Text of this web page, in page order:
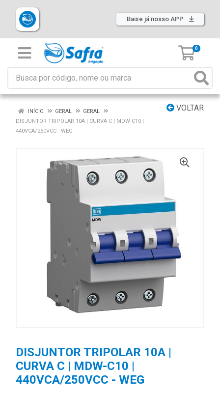
Baixe já nosso APP
0
VOLTAR
INÍCIO GERAL
GERAL
DISJUNTOR TRIPOLAR 10A | CURVA C | MDW-C10 |
440VCA/250VCC - WEG
DISJUNTOR TRIPOLAR 10A |
CURVA C | MDW-C10 |
440VCA/250VCC - WEG